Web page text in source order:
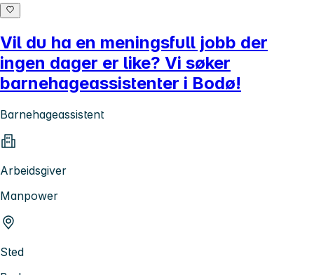
Vil du ha en meningsfull jobb der
ingen dager er like? Vi søker
barnehageassistenter i Bodø!
Barnehageassistent
Arbeidsgiver
Manpower
Sted